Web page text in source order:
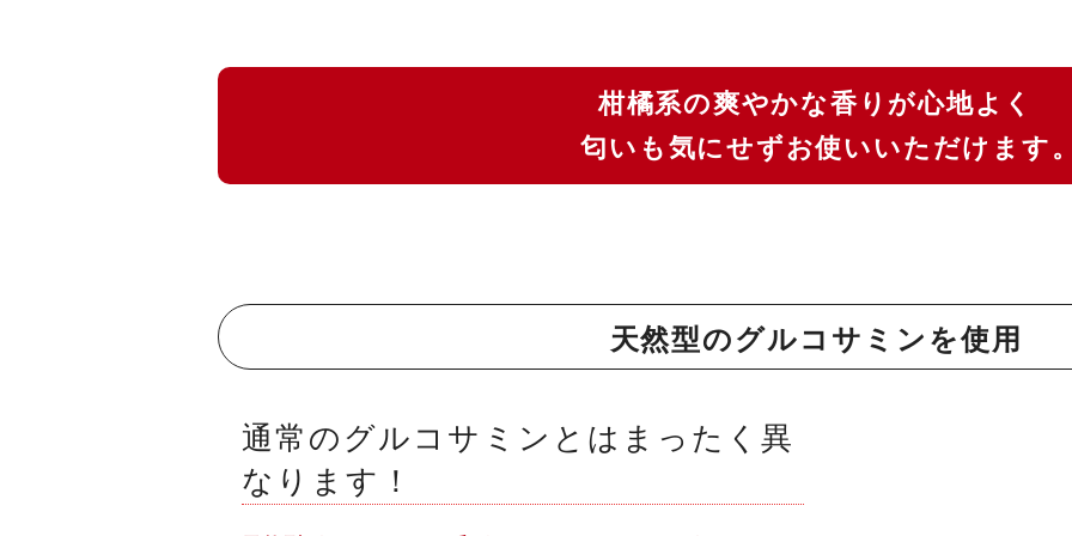
柑橘系の爽やかな香りが心地よく
匂いも気にせずお使いいただけます
天然型のグルコサミンを使用
通常のグルコサミンとはまったく異
なります！